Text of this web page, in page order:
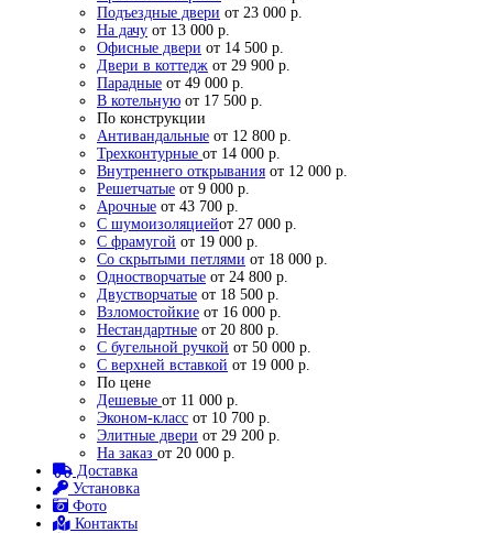
Подъездные двери от 23 000 р.
На дачу от 13 000 р.
Офисные двери от 14 500 р.
Двери в коттедж от 29 900 р.
Парадные от 49 000 р.
В котельную от 17 500 р.
По конструкции
Антивандальные от 12 800 р.
Трехконтурные от 14 000 р.
Внутреннего открывания от 12 000 р.
Решетчатые от 9 000 р.
Арочные от 43 700 р.
С шумоизоляциейот 27 000 р.
С фрамугой от 19 000 р.
Со скрытыми петлями от 18 000 р.
Одностворчатые от 24 800 р.
Двустворчатые от 18 500 р.
Взломостойкие от 16 000 р.
Нестандартные от 20 800 р.
С бугельной ручкой от 50 000 р.
С верхней вставкой от 19 000 р.
По цене
Дешевые от 11 000 р.
Эконом-класс от 10 700 р.
Элитные двери от 29 200 р.
На заказ от 20 000 р.
Доставка
Установка
Фото
Контакты